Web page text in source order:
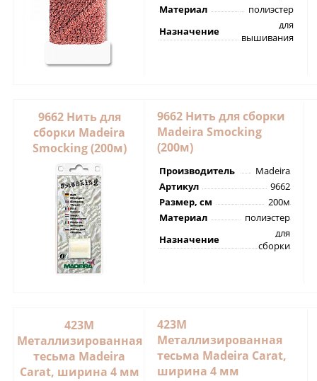
Материал
полиэстер
Назначение
для
вышивания
9662 Нить для
сборки Madeira
Smocking (200м)
9662 Нить для сборки
Madeira Smocking
(200м)
Производитель
Madeira
Артикул
9662
Размер, см
200м
Материал
полиэстер
Назначение
для
сборки
423M
Металлизированная
тесьма Madeira
Carat, ширина 4 мм
423M
Металлизированная
тесьма Madeira Carat,
ширина 4 мм